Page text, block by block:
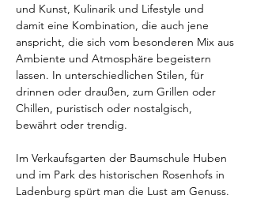
und Kunst, Kulinarik und Lifestyle und
damit eine Kombination, die auch jene
anspricht, die sich vom besonderen Mix aus
Ambiente und Atmosphäre begeistern
lassen. In unterschiedlichen Stilen, für
drinnen oder draußen, zum Grillen oder
Chillen, puristisch oder nostalgisch,
bewährt oder trendig.
Im Verkaufsgarten der Baumschule Huben
und im Park des historischen Rosenhofs in
Ladenburg spürt man die Lust am Genuss.